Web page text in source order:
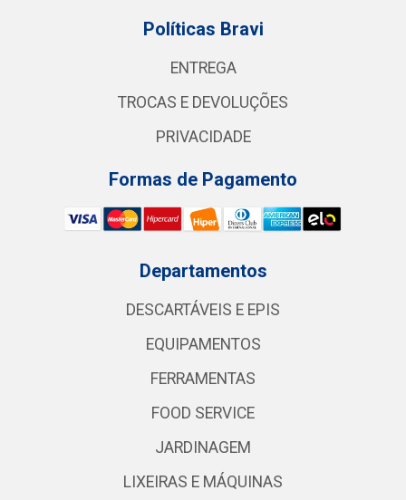
Políticas Bravi
ENTREGA
TROCAS E DEVOLUÇÕES
PRIVACIDADE
Formas de Pagamento
Departamentos
DESCARTÁVEIS E EPIS
EQUIPAMENTOS
FERRAMENTAS
FOOD SERVICE
JARDINAGEM
LIXEIRAS E MÁQUINAS